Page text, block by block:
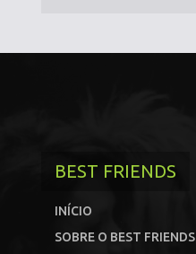
BEST FRIENDS
INÍCIO
SOBRE O BEST FRIENDS